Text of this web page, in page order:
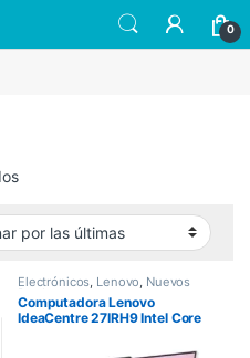
0
Sorted by latest
Electrónicos Lenovo Nuevos
Computadora Lenovo
IdeaCentre 27IRH9 Intel Core
512GB SSD Windows 11 Home